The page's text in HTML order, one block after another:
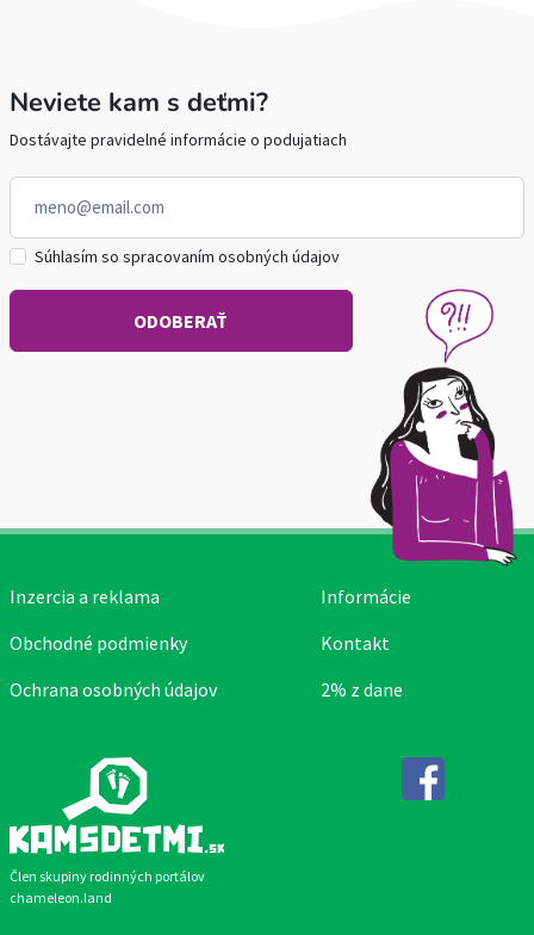
Neviete kam s deťmi?
Dostávajte pravidelné informácie o podujatiach
Súhlasím so spracovaním osobných údajov
Člen skupiny rodinných portálov
chameleon.land
Inzercia a reklama
Obchodné podmienky
Ochrana osobných údajov
Informácie
Kontakt
2% z dane